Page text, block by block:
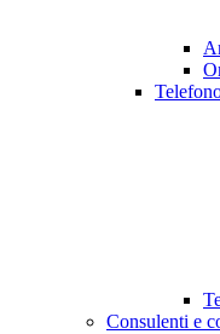
Consulenti e